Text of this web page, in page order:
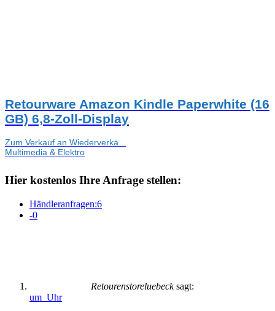
Retourware Amazon Kindle Paperwhite (16
GB) 6,8-Zoll-Display
Zum Verkauf an Wiederverkä...
Multimedia & Elektro
Hier kostenlos Ihre Anfrage stellen:
Händleranfragen:6
-0
Retourenstoreluebeck sagt:
um Uhr